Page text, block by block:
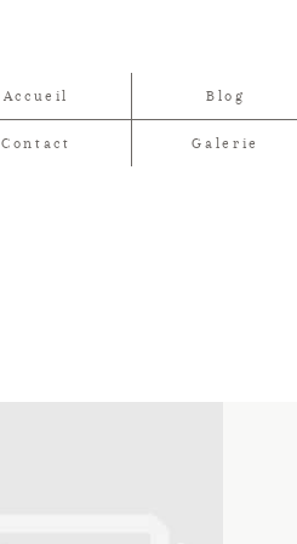
Accueil Blog
Contact Galerie